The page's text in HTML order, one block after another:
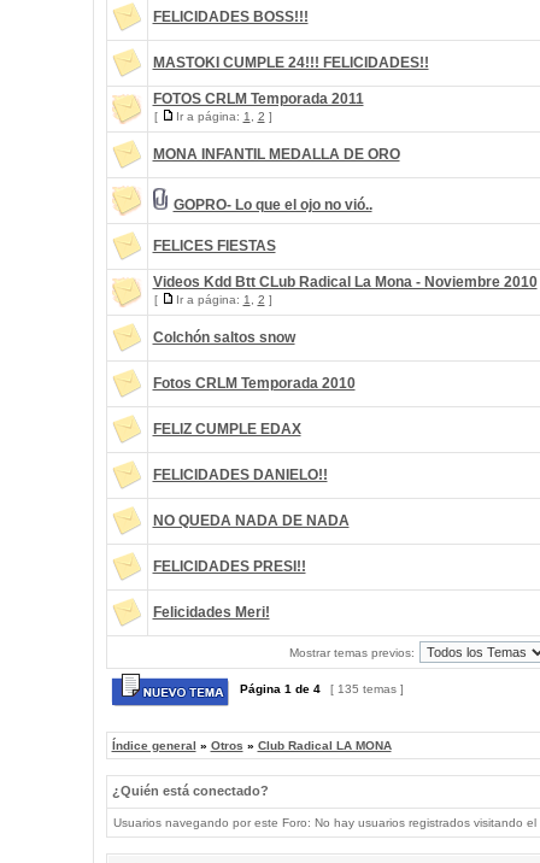
FELICIDADES BOSS!!!
MASTOKI CUMPLE 24!!! FELICIDADES!!
FOTOS CRLM Temporada 2011
[ Ir a página: 1 2 ]
MONA INFANTIL MEDALLA DE ORO
GOPRO- Lo que el ojo no vió..
FELICES FIESTAS
Videos Kdd Btt CLub Radical La Mona - Noviembre 2010
[ Ir a página: 1 2 ]
Colchón saltos snow
Fotos CRLM Temporada 2010
FELIZ CUMPLE EDAX
FELICIDADES DANIELO!!
NO QUEDA NADA DE NADA
FELICIDADES PRESI!!
Felicidades Meri!
Mostrar temas previos:
Página 1 de 4 [ 135 temas ]
Índice general » Otros » Club Radical LA MONA
¿Quién está conectado?
Usuarios navegando por este Foro: No hay usuarios registrados visitando